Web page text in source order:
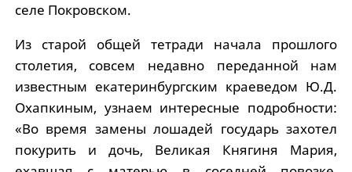
селе Покровском.
Из старой общей тетради начала прошлого
столетия, совсем недавно переданной нам
известным екатеринбургским краеведом Ю.Д.
Охапкиным, узнаем интересные подробности:
«Во время замены лошадей государь захотел
покурить и дочь, Великая Княгиня Мария,